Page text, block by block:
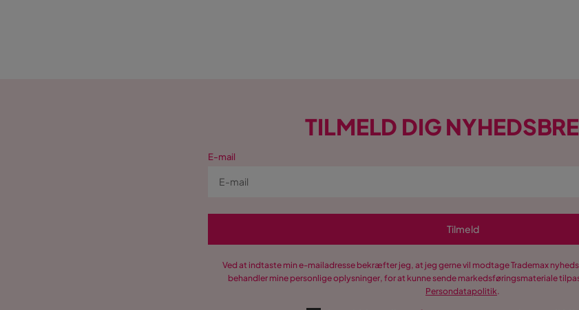
TILMELD DIG
E-mail
Tilmeld
Ved at indtaste min e-mailadresse bekræfter jeg, at jeg gerne vil modtage Trademax
behandler mine personlige oplysninger, for at kunne sende markedsføringsmateriale
Persondatapolitik.